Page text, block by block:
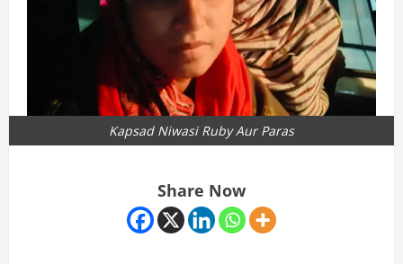
Kapsad Niwasi Ruby Aur Paras
Share Now